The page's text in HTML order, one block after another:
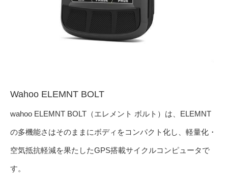
Wahoo ELEMNT BOLT
wahoo ELEMNT BOLT（エレメント ボルト）は、ELEMNT
の多機能さはそのままにボディをコンパクト化し、軽量化・
空気抵抗軽減を果たしたGPS搭載サイクルコンピュータで
す。